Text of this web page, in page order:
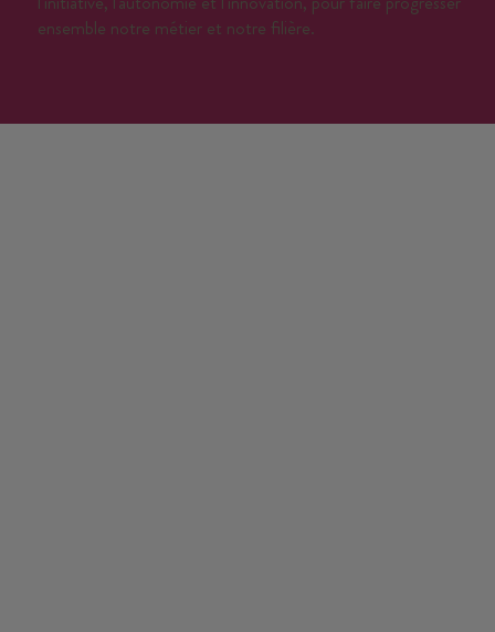
ensemble notre métier et notre filière.